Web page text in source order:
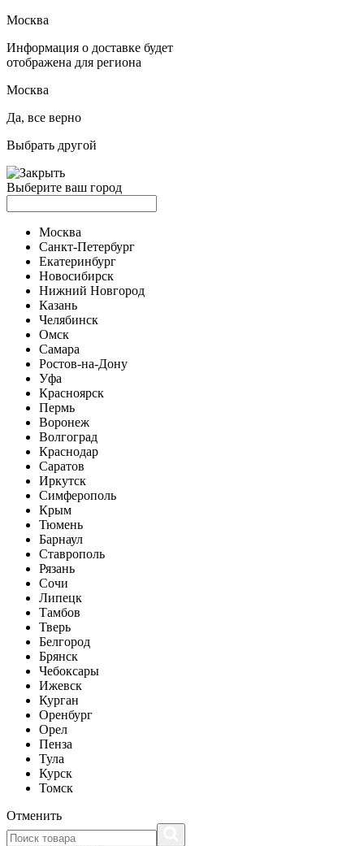
Москва
Информация о доставке будет
отображена для региона
Москва
Да, все верно
Выбрать другой
Выберите ваш город
Москва
Санкт-Петербург
Екатеринбург
Новосибирск
Нижний Новгород
Казань
Челябинск
Омск
Самара
Ростов-на-Дону
Уфа
Красноярск
Пермь
Воронеж
Волгоград
Краснодар
Саратов
Иркутск
Симферополь
Крым
Тюмень
Барнаул
Ставрополь
Рязань
Сочи
Липецк
Тамбов
Тверь
Белгород
Брянск
Чебоксары
Ижевск
Курган
Оренбург
Орел
Пенза
Тула
Курск
Томск
Отменить